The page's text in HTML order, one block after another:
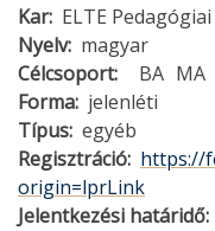
Kar ELTE
Nyelv magyar
Célcsoport
BA MA
Forma jelenléti
Típus egyéb
Regisztráció https://
origin=lprLink
Jelentkezési határidő